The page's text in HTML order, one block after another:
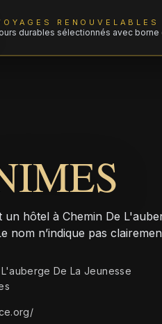
RENOUVELABLES
durables sélectionnés avec borne
un hôtel à Chemin De
nom n’indique pas
De La Jeunesse